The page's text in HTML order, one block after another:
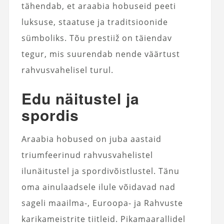
tähendab, et araabia hobuseid peeti
luksuse, staatuse ja traditsioonide
sümboliks. Tõu prestiiž on täiendav
tegur, mis suurendab nende väärtust
rahvusvahelisel turul.
Edu näitustel ja
spordis
Araabia hobused on juba aastaid
triumfeerinud rahvusvahelistel
ilunäitustel ja spordivõistlustel. Tänu
oma ainulaadsele ilule võidavad nad
sageli maailma-, Euroopa- ja Rahvuste
karikameistrite tiitleid. Pikamaarallidel